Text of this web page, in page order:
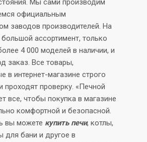
Мы сами производим
официальным
заводов производителей. На
ассортимент, только
4 000 моделей в наличии, и
заказ. Все товары,
в интернет-магазине строго
проходят проверку. «Печной
все, чтобы покупка в магазине
комфортной и безопасной.
вы можете купить печи, котлы,
для бани и другое в